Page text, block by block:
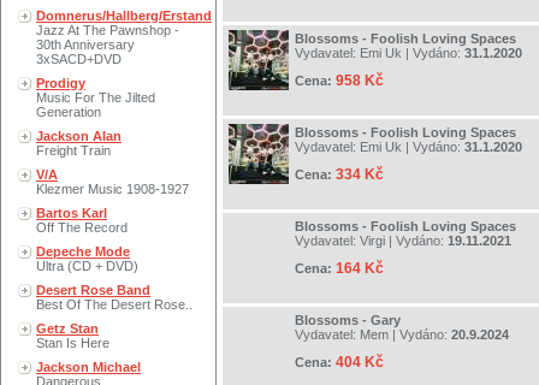
Domnerus/Hallberg/Erstand
Jazz At The Pawnshop -
30th Anniversary
3xSACD+DVD
Prodigy
Music For The Jilted
Generation
Jackson Alan
Freight Train
V/A
Klezmer Music 1908-1927
Bartos Karl
Off The Record
Depeche Mode
Ultra (CD + DVD)
Desert Rose Band
Best Of The Desert Rose..
Getz Stan
Stan Is Here
Jackson Michael
Dangerous
Blossoms - Foolish Loving Spaces
Vydavatel: Emi Uk | Vydáno: 31.1.2020
Cena: 958 Kč
Blossoms - Foolish Loving Spaces
Vydavatel: Emi Uk | Vydáno: 31.1.2020
Cena: 334 Kč
Blossoms - Foolish Loving Spaces
Vydavatel: Virgi | Vydáno: 19.11.2021
Cena: 164 Kč
Blossoms - Gary
Vydavatel: Mem | Vydáno: 20.9.2024
Cena: 404 Kč